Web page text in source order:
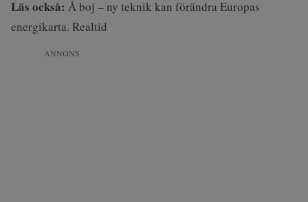
Läs också: Å boj – ny teknik kan förändra Europas
energikarta. Realtid
ANNONS